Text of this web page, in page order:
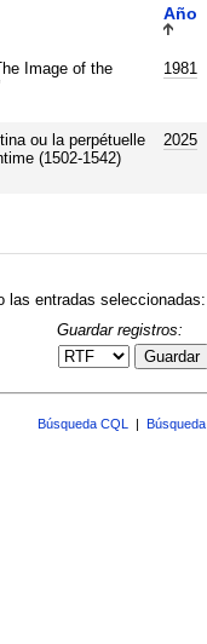
Año
Image of the
1981
ou la perpétuelle
(1502-1542)
2025
las entradas seleccionadas:
Guardar registros:
Guardar
Búsqueda CQL